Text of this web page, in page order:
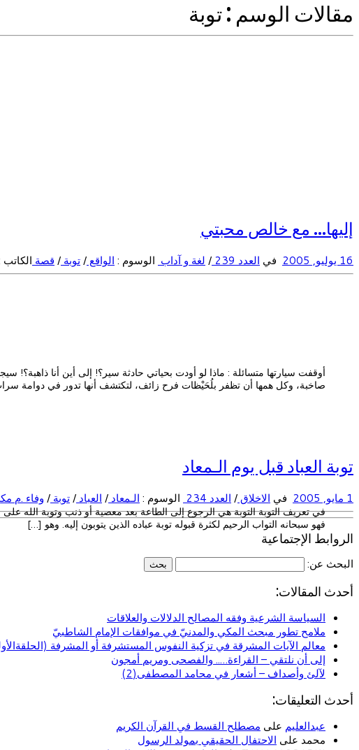
مقالات الوسم :توبة
أوقفت سيارتها متسائلة : ماذا لو أودت بحياتي حادثة سير؟! إلى أين أنا ذاهبة؟!
صاخبة، وكل همها أن تظفر بلُحَيْظات فرح زائف، لتكتشف أنها تدور في دوامة
إليها… مع خالص محبتي
16 يوليو, 2005 في العدد 239 / لغة و آداب الوسوم : الواقع /توبة / قصة الكاتب
في تعريف التوبة التوبة هي الرجوع إلى الطاعة بعد معصية أو ذنب وتوبة الله
فهو سبحانه التواب الرحيم لكثرة قبوله توبة عباده الذين يتوبون إليه. وهو […]
توبة العباد قبل يوم الـمعاد
1 مايو, 2005 في الاخلاق/ العدد 234 الوسوم : الـمعاد / العباد /توبة / وفاء .م
الروابط الإجتماعية
البحث عن:
أحدث المقالات:
السياسة الشرعية وفقه المصالح الدلالات والعلاقات
ملامح تطور مبحث المكي والمدنيّ في موافقات الإمام الشاطبيّ
معالم الآيات المشرقة في تزكية النفوس المستشرفة أو المشرفة
إلى أن نلتقي – القراءة….. والفصحى ومريم أمجون
لآلئ وأصداف – أشعار في محامد المصطفى(2)
أحدث التعليقات:
عبدالعليم على مصطلح القسط في القرآن الكريم
محمد على الاحتفال الحقيقي بمولد الرسول